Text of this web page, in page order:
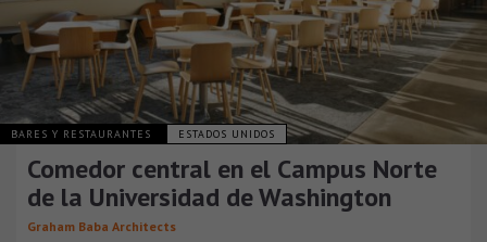
BARES Y RESTAURANTES ESTADOS UNIDOS
Comedor central en el Campus Norte
de la Universidad de Washington
Graham Baba Architects